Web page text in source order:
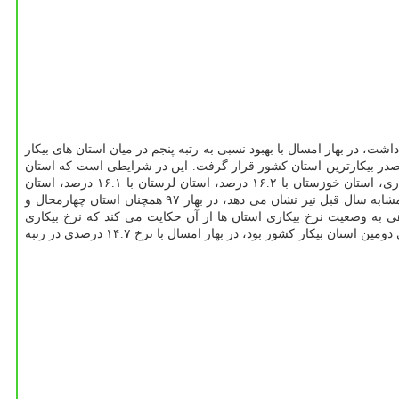
در بهار امسال با بهبود نسبی به رتبه پنجم در میان استان های بیكار
نرخ بیكاری استان ها به استناد گزارش مركز آمار ایران، چهار محال و بختیاری در بهار امسال با نرخ بیكاری ۱۶.۷ درصد در صدر بیكارترین استان كشور قرار گرفت. این در شرایطی است كه استان
كرمانشاه در فصل پیش از بهار امسال (زمستان ۹۷) با نرخ بیكاری ۲۰.۹ درصد بیكارترین استان كشور بود. همین طور پس از استان چهارمحال و بختیاری، استان خوزستان با ۱۶.۲ درصد، استان لرستان با ۱۶.۱ درصد، استان
هرمزگان با ۱۵.۹ درصد و استان كرمانشاه با ۱۴.۷ درصد در میان پنج استان دارای بیشترین نرخ بیكاری قرار دارند. بررسی نرخ بیكاری نسبت به مدت مشابه سال قبل نیز نشان می دهد، در بهار ۹۷ همچنان استان چهارمحال و
بود، با این تفاوت كه نرخ بیكاری این استان در بهار امسال ۱۶.۷ درصد و در بهار سال قبل ۲۲.۸ درصد بود. نگاهی به وضعیت نرخ بیكاری استان ها از آن حكایت می كند كه نرخ بیكاری
بیكارترین استان كشور ۶.۱ درصد در بهار امسال نسبت به بهار سال قبل كاهش پیدا كرده است. استان كرمانشاه كه در بهار سال قبل با نرخ ۱۹.۴ درصدی دومین استان بیكار كشور بود، در بهار امسال با نرخ ۱۴.۷ درصدی در رتبه